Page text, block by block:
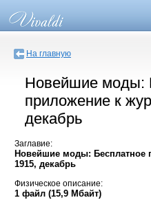
На главную
Новейшие моды:
приложение к
декабрь
Заглавие:
Новейшие моды: Бесплатное
1915, декабрь
Физическое описание:
1 файл (15,9 Мбайт)